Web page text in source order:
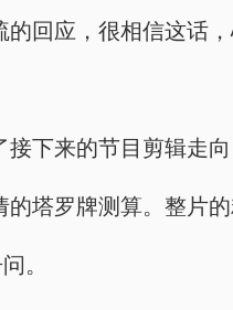
回应，很相信这话，
下来的节目剪辑走
塔罗牌测算。整片
。